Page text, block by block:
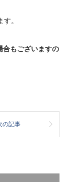
。
合もございますの
の記事